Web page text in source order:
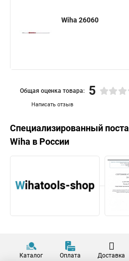
Wiha 26060
Написать отзыв
Общая оценка товара: 5
Специализированный
Wiha в России
Каталог Оплата Доставка